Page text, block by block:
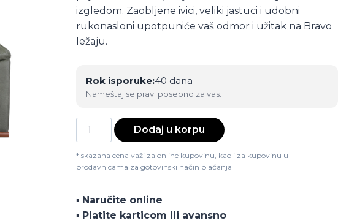
izgledom. Zaobljene ivici, veliki jastuci i udobni
rukonasloni upotpuniće vaš odmor i užitak na Bravo
ležaju.
Rok isporuke:40 dana
Nameštaj se pravi posebno za vas.
Ležaj
Bravo
količina
Dodaj u korpu
*Iskazana cena važi za online kupovinu, kao i za kupovinu u
prodavnicama za gotovinski način plaćanja
▪️ Naručite online
▪️ Platite karticom ili avansno